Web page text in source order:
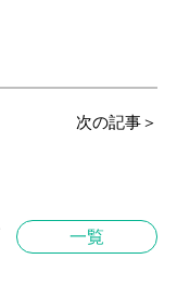
次の記事＞
一覧